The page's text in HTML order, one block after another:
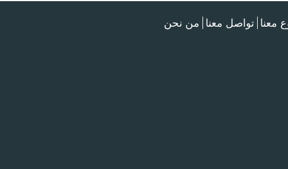
معنا تواصل معنا من نحن